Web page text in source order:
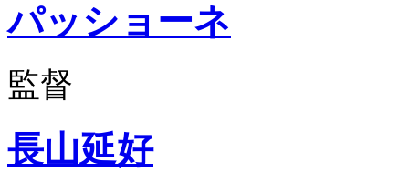
パッショーネ
監督
長山延好